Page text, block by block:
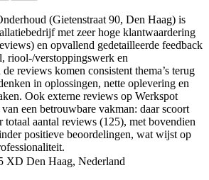
(Gietenstraat 90, Den Haag) is
met zeer hoge klantwaardering
en opvallend gedetailleerde feedback
riool-/verstoppingswerk en
reviews komen consistent thema’s terug
in oplossingen, nette oplevering en
Ook externe reviews op Werkspot
een betrouwbare vakman: daar scoort
totaal aantal reviews (125), met bovendien
positieve beoordelingen, wat wijst op
XD Den Haag, Nederland